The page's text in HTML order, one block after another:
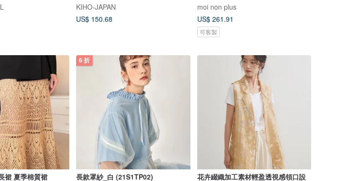
KIHO-JAPAN
US$ 150.68
moi non plus
US$ 261.91
可客製
裙 夏季棉質裙
6 折
長款罩紗_白 (21S1TP02)
花卉綴織加工素材輕盈透視感領口設